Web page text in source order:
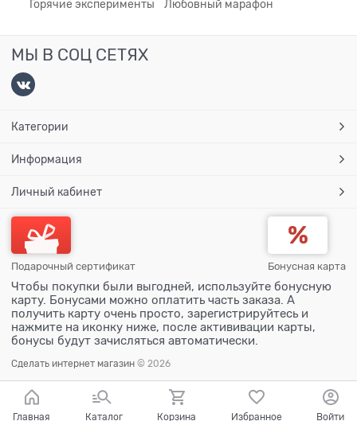
Горячие эксперименты
Любовный марафон
МЫ В СОЦ СЕТЯХ
Категории
Информация
Личный кабинет
Подарочный сертификат Бонусная карта
Чтобы покупки были выгодней, используйте бонусную
карту. Бонусами можно оплатить часть заказа. А
получить карту очень просто, зарегистрируйтесь и
нажмите на иконку ниже, после актививации карты,
бонусы будут зачисляться автоматически.
Сделать интернет магазин © 2026
Главная Каталог Корзина Избранное Войти